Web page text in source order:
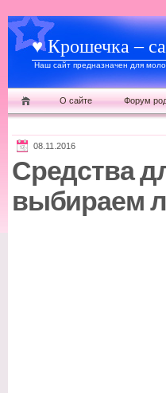
♥ Крошечка –
Наш сайт предназначен для
О сайте Форум
08.11.2016
Средства
выбираем